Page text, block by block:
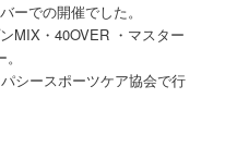
ーでの開催でした。
MIX・40OVER ・マスター
シースポーツケア協会で行